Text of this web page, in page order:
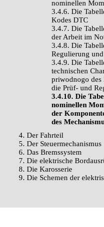
nominellen
3.4.6. Die
Kodes DTC
3.4.7. Die
der Arbeit im
3.4.8. Die
Regulierung
3.4.9. Die
technischen
priwodnogo des
die Prüf- und
3.4.10. Die
nominellen
der
des
4. Der Fahrteil
5. Der Steuermechanismus
6. Das Bremssystem
7. Die elektrische
8. Die Karosserie
9. Die Schemen der